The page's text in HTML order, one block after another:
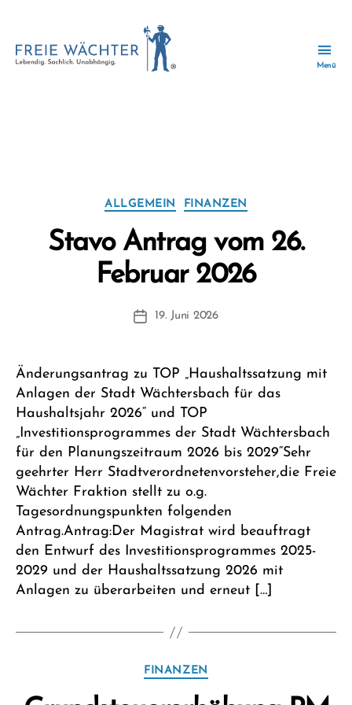
zukunftsfähiges
Menü
Kategorien
ALLGEMEIN FINANZEN
Stavo Antrag vom 26.
Februar 2026
Beitragsautor
n
F
it
Beitragsdatum
19. Juni 2026
Änderungsantrag zu TOP „Haushaltssatzung mit
Anlagen der Stadt Wächtersbach für das
Haushaltsjahr 2026“ und TOP
„Investitionsprogrammes der Stadt Wächtersbach
für den Planungszeitraum 2026 bis 2029“Sehr
geehrter Herr Stadtverordnetenvorsteher,die Freie
Wächter Fraktion stellt zu o.g.
Tagesordnungspunkten folgenden
Antrag.Antrag:Der Magistrat wird beauftragt
den Entwurf des Investitionsprogrammes 2025-
2029 und der Haushaltssatzung 2026 mit
Anlagen zu überarbeiten und erneut […]
Kategorien
FINANZEN
V
o
n